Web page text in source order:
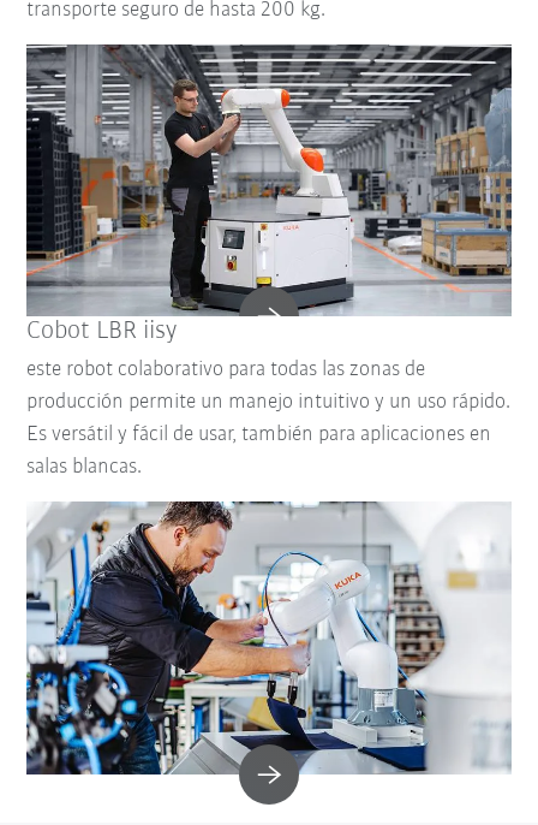
transporte seguro de hasta 200 kg.
Cobot LBR iisy
este robot colaborativo para todas las zonas de
producción permite un manejo intuitivo y un uso rápido.
Es versátil y fácil de usar, también para aplicaciones en
salas blancas.